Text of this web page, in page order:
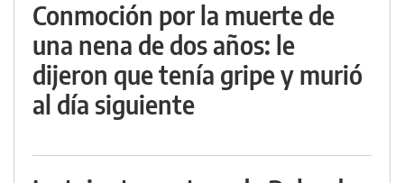
Conmoción por la muerte de
una nena de dos años: le
dijeron que tenía gripe y murió
al día siguiente